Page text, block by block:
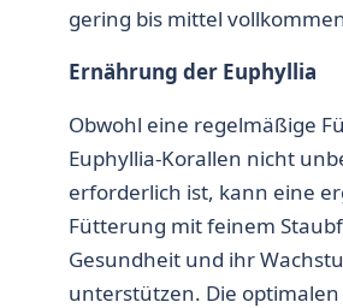
gering bis mittel
Ernährung der Euphyllia
Obwohl eine regelmäßige
Euphyllia-Korallen nicht
erforderlich ist, kann eine
Fütterung mit feinem
Gesundheit und ihr
unterstützen. Die